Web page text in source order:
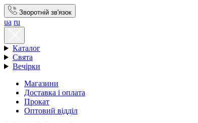
Зворотній зв'язок
ua ru
Каталог
Свята
Вечірки
Магазини
Доставка і оплата
Прокат
Оптовий відділ